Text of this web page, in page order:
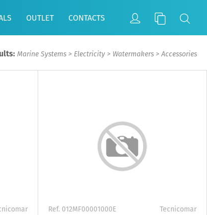
OUTLET CONTACTS
Marine Systems > Electricity > Watermakers >Accessories
Ref. 012MF00001000E Tecnicomar